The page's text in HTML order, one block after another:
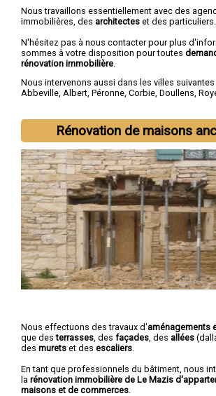
Nous travaillons essentiellement avec des
immobilières, des architectes et des particuliers.
N'hésitez pas à nous contacter pour plus
sommes à votre disposition pour toutes
rénovation immobilière
Nous intervenons aussi dans les villes suivantes
Abbeville, Albert, Péronne, Corbie, Doullens,
Rénovation de maisons
Nous effectuons des travaux d'aménagements
que desterrasses , des façades , des allées
des murets et des escaliers
En tant que professionnels du bâtiment, nous
la rénovation immobilière de Le Mazis
maisons et de commerces